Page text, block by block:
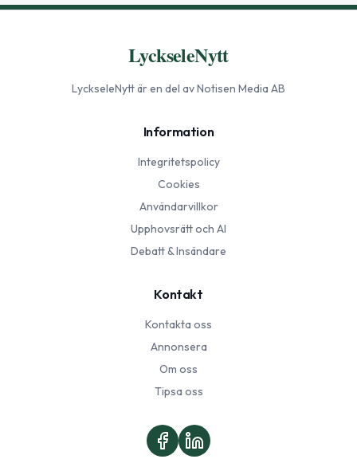
LyckseleNytt
LyckseleNyttär en del av Notisen Media AB
Information
Integritetspolicy
Cookies
Användarvillkor
Upphovsrätt och AI
Debatt & Insändare
Kontakt
Kontakta oss
Annonsera
Om oss
Tipsa oss